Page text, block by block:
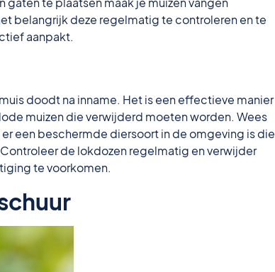
belangrijk deze regelmatig te controleren en te
aanpakt.
doodt na inname. Het is een effectieve manier
muizen die verwijderd moeten worden. Wees
een beschermde diersoort in de omgeving is die
de lokdozen regelmatig en verwijder
te voorkomen.